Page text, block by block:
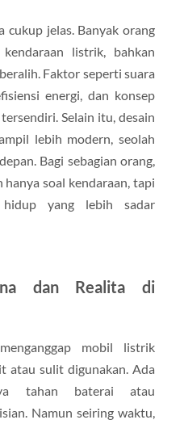
cukup jelas. Banyak orang
listrik, bahkan
Faktor seperti suara
energi, dan konsep
Selain itu, desain
lebih modern, seolah
Bagi sebagian orang,
soal kendaraan, tapi
yang lebih sadar
dan Realita di
mobil listrik
atau sulit digunakan. Ada
tahan baterai atau
Namun seiring waktu,